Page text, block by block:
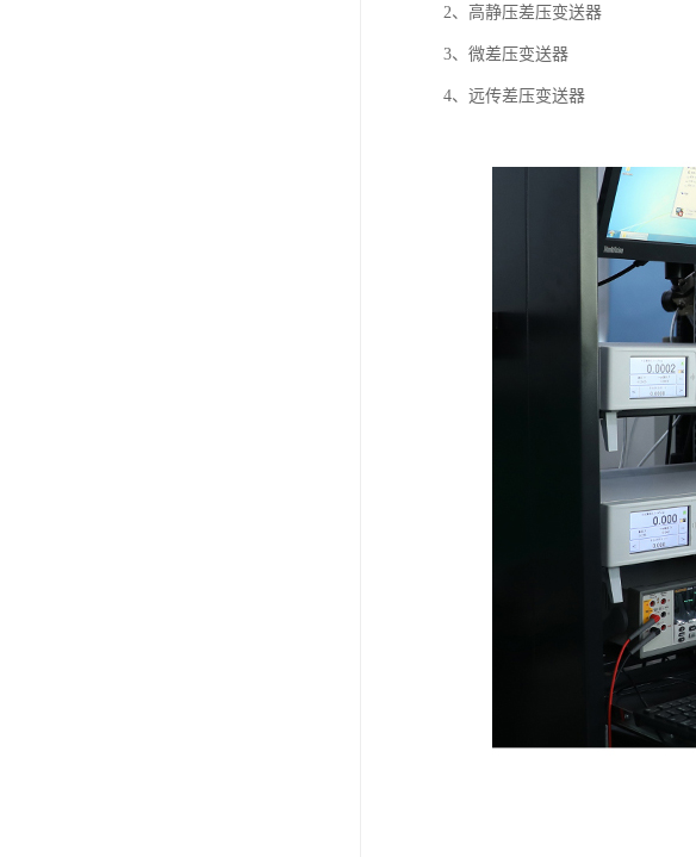
2、高静压差压变送器
3、微差压变送器
4、远传差压变送器